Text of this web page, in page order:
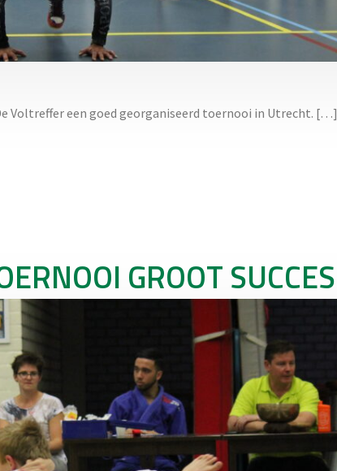
Voltreffer een goed georganiseerd toernooi in Utrecht. […]
GROOT